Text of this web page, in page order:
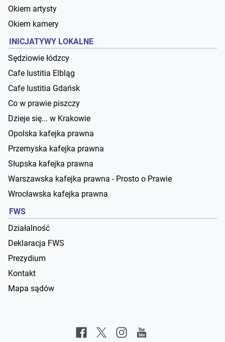
Okiem artysty
Okiem kamery
INICJATYWY LOKALNE
Sędziowie łódzcy
Cafe Iustitia Elbląg
Cafe Iustitia Gdańsk
Co w prawie piszczy
Dzieje się... w Krakowie
Opolska kafejka prawna
Przemyska kafejka prawna
Słupska kafejka prawna
Warszawska kafejka prawna - Prosto o Prawie
Wrocławska kafejka prawna
FWS
Działalność
Deklaracja FWS
Prezydium
Kontakt
Mapa sądów